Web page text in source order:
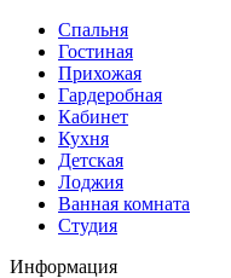
Спальня
Гостиная
Прихожая
Гардеробная
Кабинет
Кухня
Детская
Лоджия
Ванная комната
Студия
Информация